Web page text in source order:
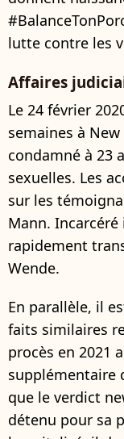
lutte contre les
Affaires
Le 24 février
semaines à
condamné à 23
sexuelles. Les
sur les
Mann.
rapidement
Wende.
En parallèle, il
faits similaires
procès en 2021
supplémentaire
que le verdict
détenu pour sa